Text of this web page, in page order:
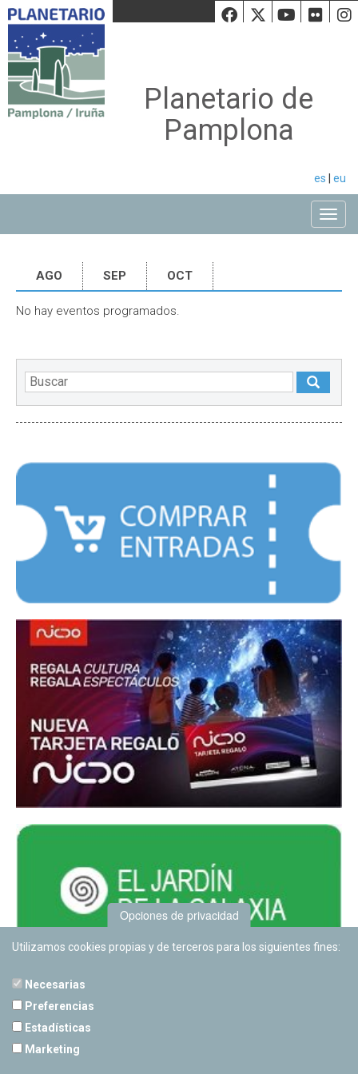
Facebook
Twiiter
Planetario de
Pamplona
es eu
AGO SEP OCT
No hay eventos programados.
Opciones de privacidad
Utilizamos cookies propias y de terceros para los siguientes fines:
Necesarias
Preferencias
Estadísticas
Marketing